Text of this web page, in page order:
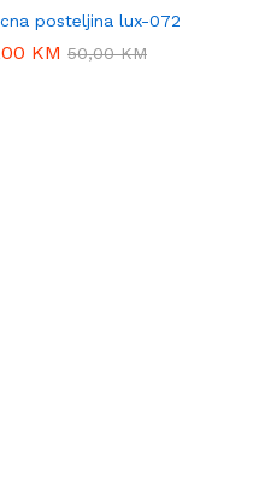
posteljina lux-072
KM 50,00KM
KM 50,00KM